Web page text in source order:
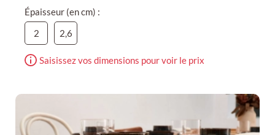
Épaisseur (en cm) :
2
2,6
Saisissez vos dimensions pour voir le prix